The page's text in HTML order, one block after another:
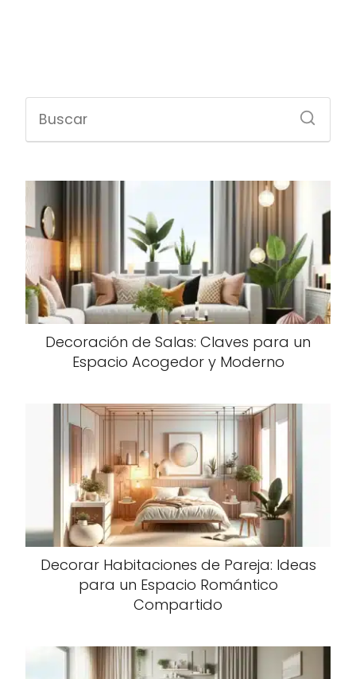
Decoración de Salas: Claves para un
Espacio Acogedor y Moderno
Decorar Habitaciones de Pareja: Ideas
para un Espacio Romántico
Compartido